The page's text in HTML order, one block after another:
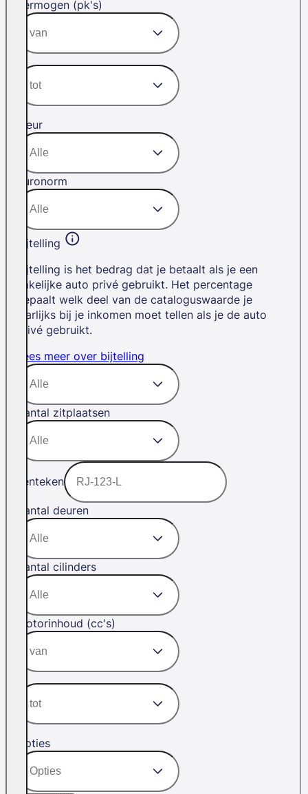
Vermogen (pk's)
Kleur
Euronorm
Bijtelling
Bijtelling is het bedrag dat je betaalt als je een
zakelijke auto privé gebruikt. Het percentage
bepaalt welk deel van de cataloguswaarde je
jaarlijks bij je inkomen moet tellen als je de auto
privé gebruikt.
Lees meer over bijtelling
Aantal zitplaatsen
Kenteken
Aantal deuren
Aantal cilinders
Motorinhoud (cc's)
Opties